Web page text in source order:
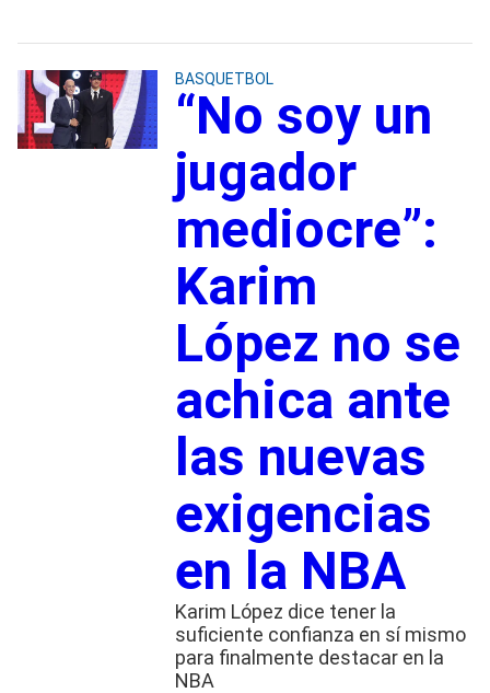
BASQUETBOL
“No soy un
jugador
mediocre”:
Karim
López no se
achica ante
las nuevas
exigencias
en la NBA
Karim López dice tener la
suficiente confianza en sí mismo
para finalmente destacar en la
NBA